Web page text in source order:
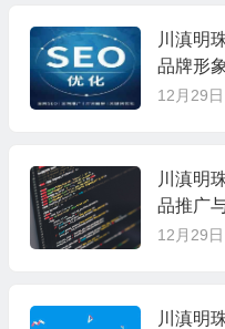
川滇明
品牌形象
12月29日
川滇明
品推广
12月29日
川滇明